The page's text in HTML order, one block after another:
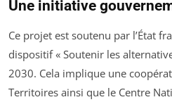
Une initiative
Ce projet est soutenu par l’État
dispositif « Soutenir les
2030. Cela implique une
Territoires ainsi que le Centre